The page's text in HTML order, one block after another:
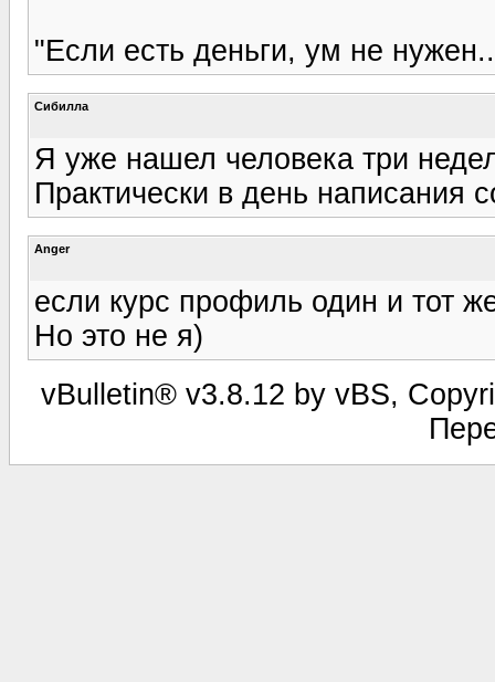
"Если есть деньги, ум не
Сибилла
Я уже нашел человека три
Практически в день написания
Anger
если курс профиль один и тот
Но это не я)
vBulletin® v3.8.12 by vBS,